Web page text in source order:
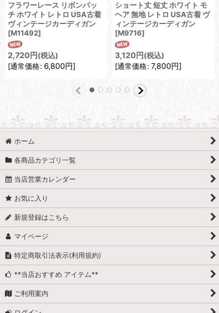
フラワーレース リボンパッ
チ ホワイト レトロ USA古着
ヴィンテージカーディガン
[M11492]
2,720 円 (税込)
[通常価格: 6,800円]
ショート丈 短丈 ホワイト モ
ヘア 無地 レトロ USA古着 ヴ
ィンテージカーディガン
[M9716]
3,120 円 (税込)
[通常価格: 7,800円]
ホーム
各商品カテゴリ一覧
当店営業カレンダー
お気に入り
新規登録はこちら
マイページ
特定商取引法表示(利用規約)
**当店おすすめ アイテム**
ご利用案内